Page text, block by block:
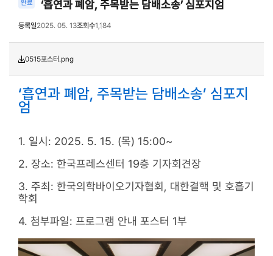
완료 ‘흡연과 폐암, 주목받는 담배소송’ 심포지엄
등록일2025. 05. 13조회수1,184
0515포스터.png
‘흡연과 폐암, 주목받는 담배소송’ 심포지
엄
1. 일시: 2025. 5. 15. (목) 15:00~
2. 장소: 한국프레스센터 19층 기자회견장
3. 주최: 한국의학바이오기자협회, 대한결핵 및 호흡기
학회
4. 첨부파일: 프로그램 안내 포스터 1부